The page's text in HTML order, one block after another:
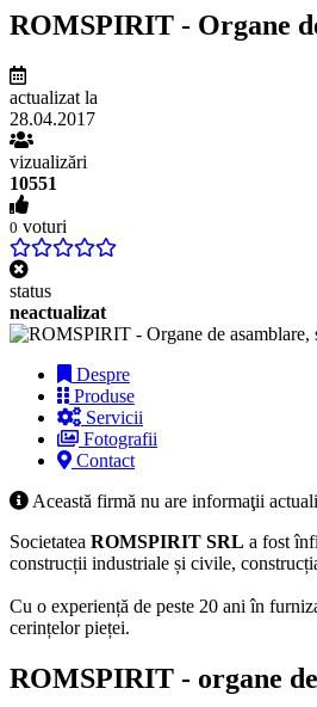
ROMSPIRIT - Organe
actualizat la
28.04.2017
vizualizări
10551
0 voturi
status
neactualizat
Despre
Produse
Servicii
Fotografii
Contact
Această firmă nu are informaţii
Societatea ROMSPIRIT SRL a fost
construcții industriale și civile,
Cu o experiență de peste 20 ani în
cerințelor pieței.
ROMSPIRIT - organe